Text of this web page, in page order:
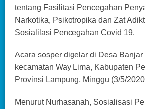
tentang Fasilitasi Pencegahan
Narkotika, Psikotropika dan Zat
Sosialilasi Pencegahan Covid 19.
Acara sosper digelar di Desa Banjar
kecamatan Way Lima, Kabupaten
Provinsi Lampung, Minggu (3/5/
Menurut Nurhasanah, Sosialisasi